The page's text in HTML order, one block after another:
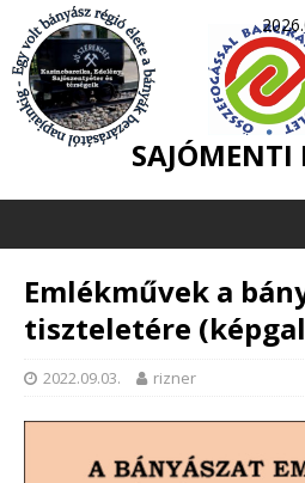
SAJÓMENTI
Emlékművek a
tiszteletére
2022.09.03. rizner